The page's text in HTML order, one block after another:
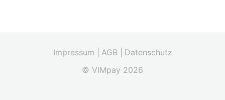
Impressum | AGB |
Datenschutz
© VIMpay 2026